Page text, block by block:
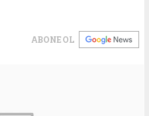
ABONE OL